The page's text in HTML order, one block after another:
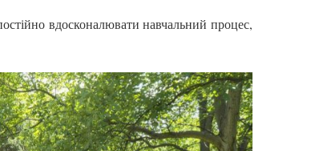
вдосконалювати навчальний процес,